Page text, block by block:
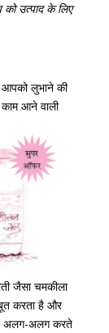
उत्पाद के लिए
आपको लुभाने की
आने वाली
जैसा चमकीला
करता है और
अलग-अलग करते